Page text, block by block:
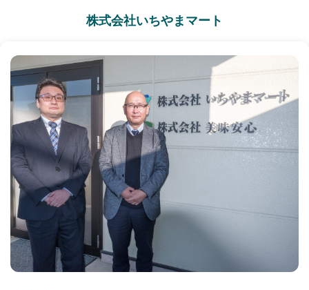
株式会社いちやまマート